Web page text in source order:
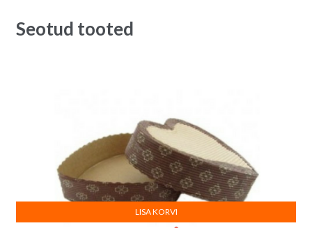
Seotud tooted
LISA KORVI